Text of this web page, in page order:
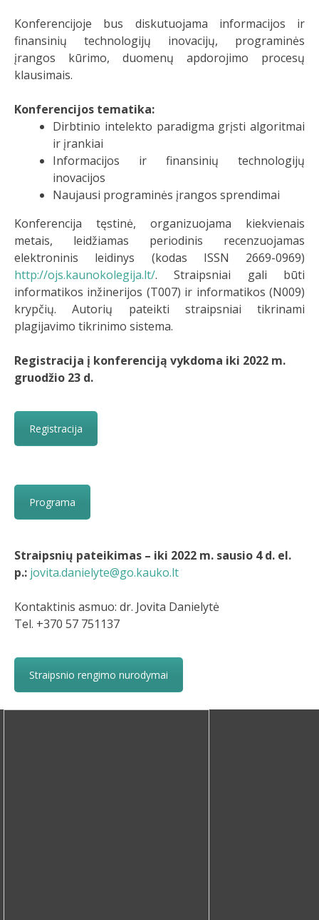
Konferencijoje bus diskutuojama informacijos ir
finansinių technologijų inovacijų, programinės
įrangos kūrimo, duomenų apdorojimo procesų
klausimais.
Konferencijos tematika:
Dirbtinio intelekto paradigma grįsti algoritmai
ir įrankiai
Informacijos ir finansinių technologijų
inovacijos
Naujausi programinės įrangos sprendimai
Konferencija tęstinė, organizuojama kiekvienais
metais, leidžiamas periodinis recenzuojamas
elektroninis leidinys (kodas ISSN 2669-0969)
http://ojs.kaunokolegija.lt/. Straipsniai gali būti
informatikos inžinerijos (T007) ir informatikos (N009)
krypčių. Autorių pateikti straipsniai tikrinami
plagijavimo tikrinimo sistema.
Registracija į konferenciją vykdoma iki 2022 m.
gruodžio 23 d.
Registracija
Programa
Straipsnių pateikimas – iki 2022 m. sausio 4 d. el.
p.: jovita.danielyte@go.kauko.lt
Kontaktinis asmuo: dr. Jovita Danielytė
Tel. +370 57 751137
Straipsnio rengimo nurodymai